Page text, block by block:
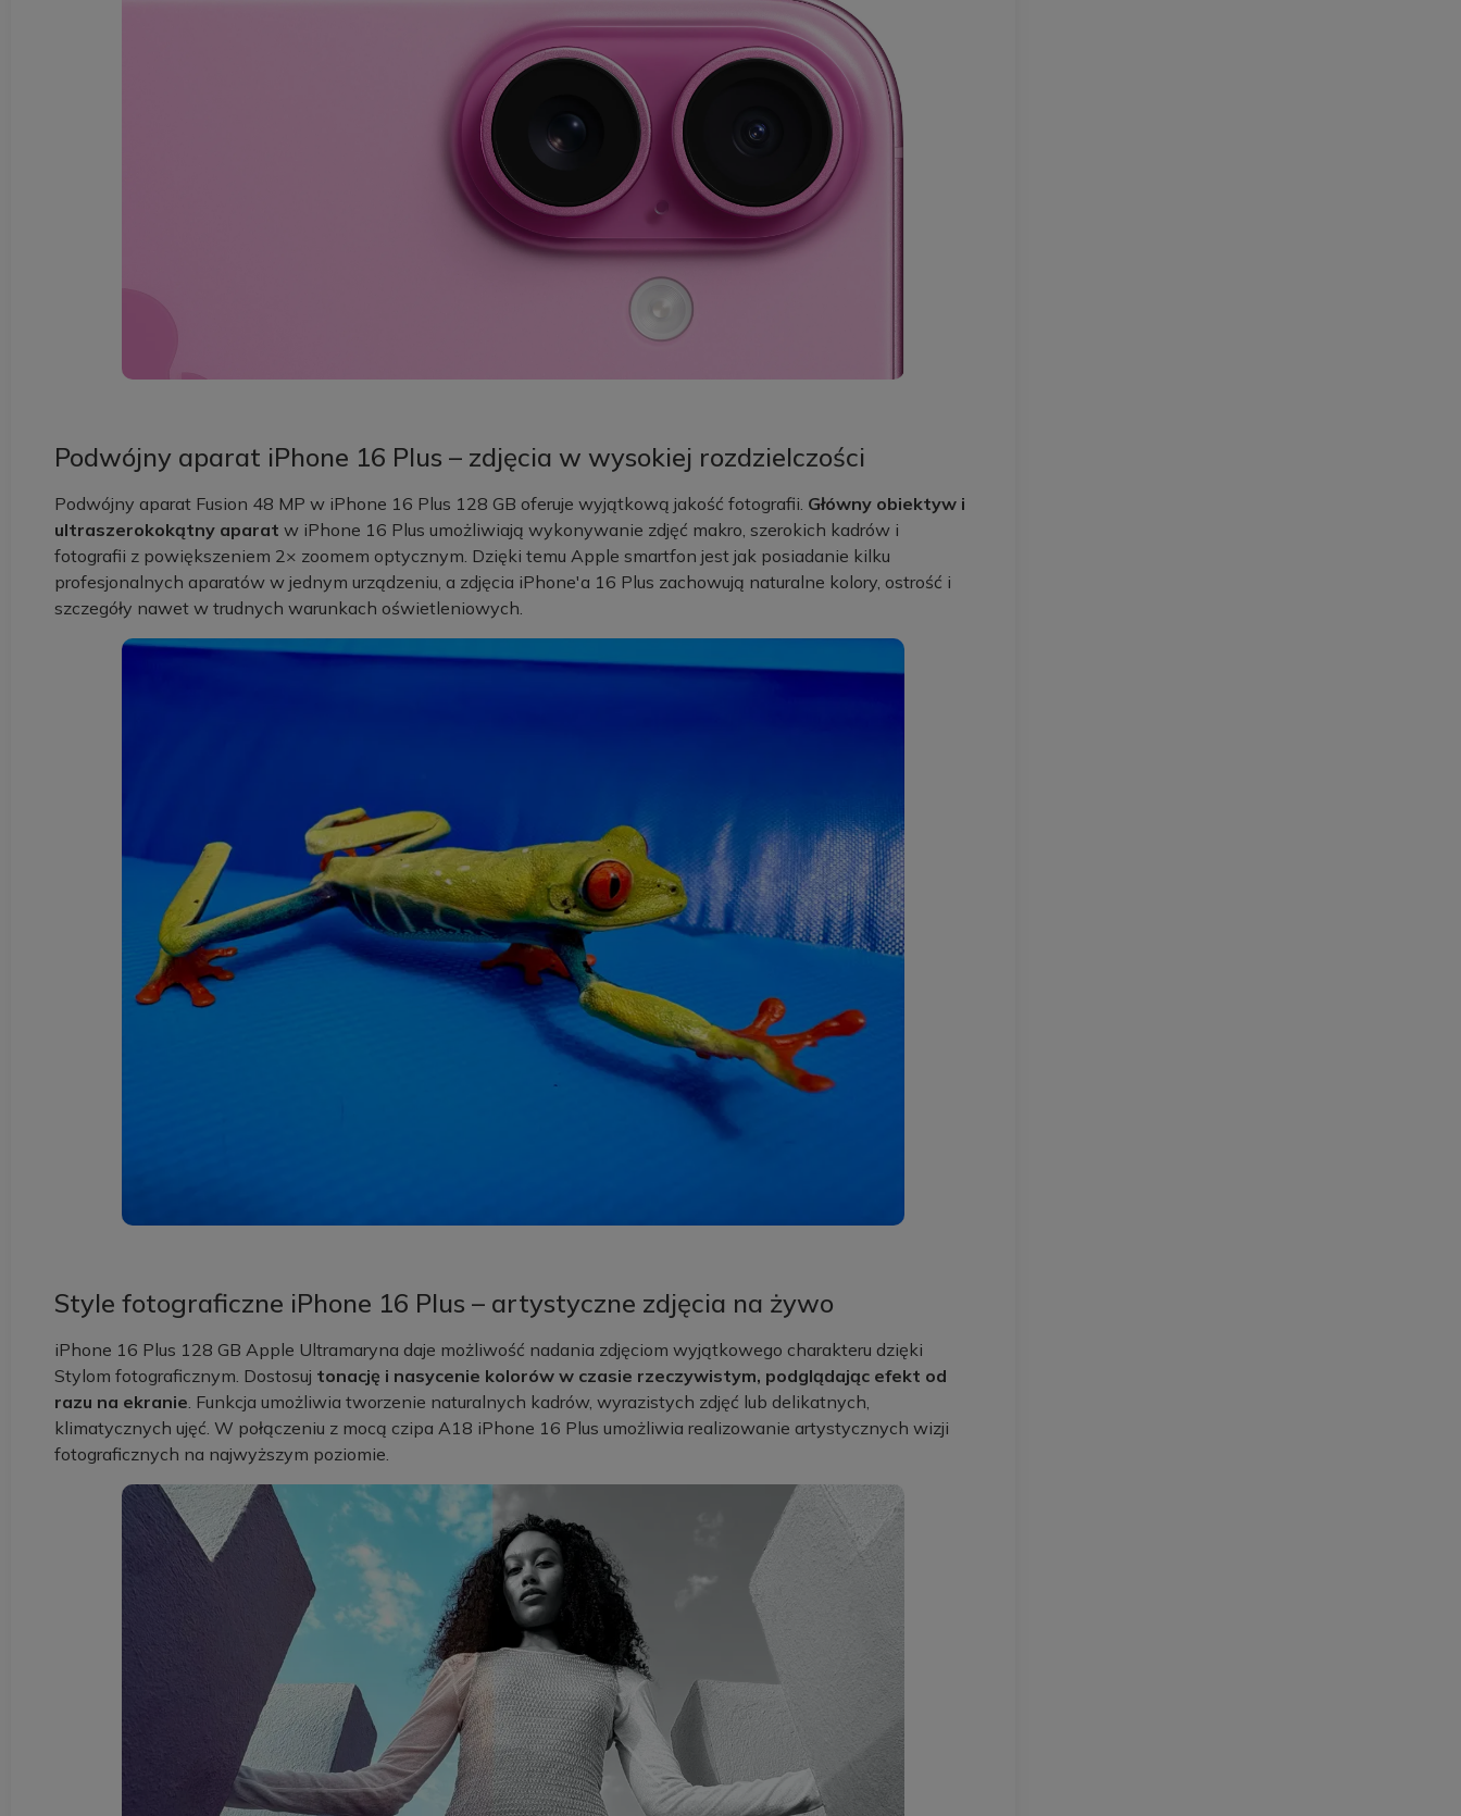
Podwójny aparat iPhone 16 Plus – zdjęcia w wysokiej rozdzielczości
Podwójny aparat Fusion 48 MP w iPhone 16 Plus 128 GB oferuje wyjątkową jakość fotografii. Główny obiektyw i
ultraszerokokątny aparat w iPhone 16 Plus umożliwiają wykonywanie zdjęć makro, szerokich kadrów i
fotografii z powiększeniem 2× zoomem optycznym. Dzięki temu Apple smartfon jest jak posiadanie kilku
profesjonalnych aparatów w jednym urządzeniu, a zdjęcia iPhone'a 16 Plus zachowują naturalne kolory, ostrość i
szczegóły nawet w trudnych warunkach oświetleniowych.
Style fotograficzne iPhone 16 Plus – artystyczne zdjęcia na żywo
iPhone 16 Plus 128 GB Apple Ultramaryna daje możliwość nadania zdjęciom wyjątkowego charakteru dzięki
Stylom fotograficznym. Dostosuj tonację i nasycenie kolorów w czasie rzeczywistym, podglądając efekt od
razu na ekranie . Funkcja umożliwia tworzenie naturalnych kadrów, wyrazistych zdjęć lub delikatnych,
klimatycznych ujęć. W połączeniu z mocą czipa A18 iPhone 16 Plus umożliwia realizowanie artystycznych wizji
fotograficznych na najwyższym poziomie.